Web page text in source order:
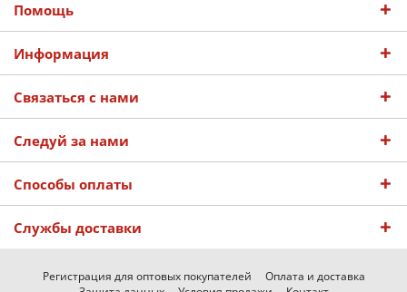
Помощь
Информация
Связаться с нами
Следуй за нами
Способы оплаты
Службы доставки
Регистрация для оптовых покупателей
Оплата и доставка